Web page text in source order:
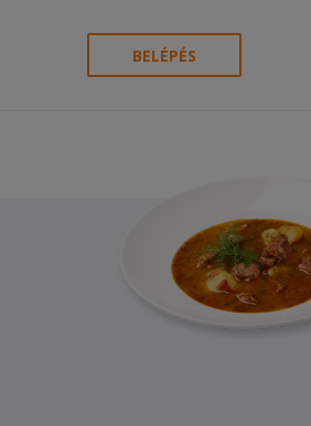
BELÉPÉS